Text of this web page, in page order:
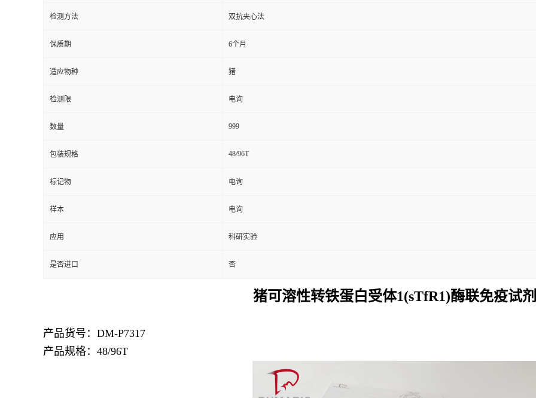
检测方法 双抗夹心法
保质期 6个月
适应物种 猪
检测限 电询
数量 999
包装规格 48/96T
标记物 电询
样本 电询
应用 科研实验
是否进口 否
猪可溶性转铁蛋白受体1(sTfR1)酶联免疫试
产品货号： DM-P7317
产品规格：48/96T